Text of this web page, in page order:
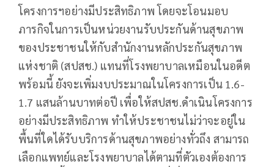
โครงการฯอย่างมีประสิทธิภาพ โดยจะโอนมอบ
ภารกิจในการเป็นหน่วยงานรับประกันด้านสุขภาพ
ของประชาชนให้กับสำนักงานหลักประกันสุขภาพ
แห่งชาติ (สปสช.) แทนที่โรงพยาบาลเหมือนในอดีต
พร้อมนี้ ยังจะเพิ่มงบประมาณในโครงการเป็น 1.6-
1.7 แสนล้านบาทต่อปี เพื่อให้สปสช.ดำเนินโครงการ
อย่างมีประสิทธิภาพ ทำให้ประชาชนไม่ว่าจะอยู่ใน
พื้นที่ใดได้รับบริการด้านสุขภาพอย่างทั่วถึง สามารถ
เลือกแพทย์และโรงพยาบาลได้ตามที่ตัวเองต้องการ